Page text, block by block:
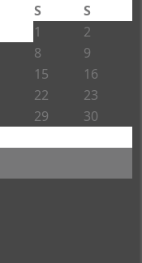
S
S
1
2
8 9
15 16
22
23
29 30